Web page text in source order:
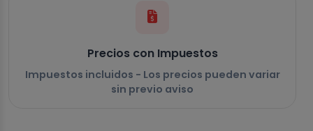
Precios con Impuestos
Impuestos incluidos - Los precios pueden variar
sin previo aviso